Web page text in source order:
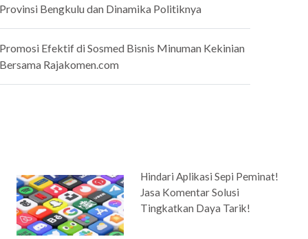
Bengkulu dan Dinamika Politiknya
Efektif di Sosmed Bisnis Minuman Kekinian
Rajakomen.com
Hindari Aplikasi Sepi Peminat!
Jasa Komentar Solusi
Tingkatkan Daya Tarik!